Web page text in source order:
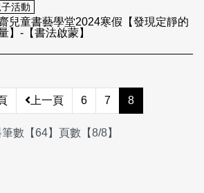
活動
兒童書藝學堂2024寒假【發現定靜的
】-【書法啟蒙】
上一頁 6 7 8
數【64】頁數【8/8】